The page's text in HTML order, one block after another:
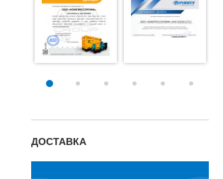
ДОСТАВКА